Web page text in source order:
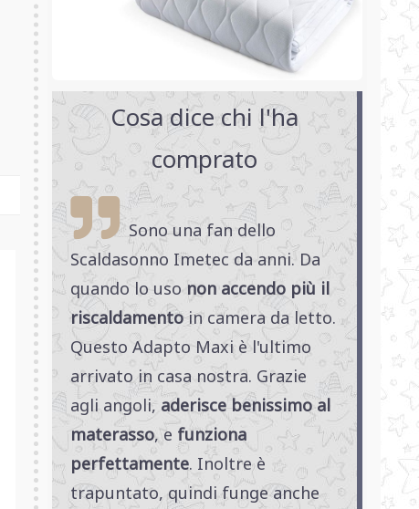
Cosa dice chi l'ha
comprato
Sono una fan dello
Scaldasonno Imetec da anni. Da
quando lo uso non accendo più il
riscaldamentoin camera da letto.
Questo Adapto Maxi è l'ultimo
arrivato in casa nostra. Grazie
agli angoli, aderisce benissimo al
materasso, e funziona
perfettamente. Inoltre è
trapuntato, quindi funge anche